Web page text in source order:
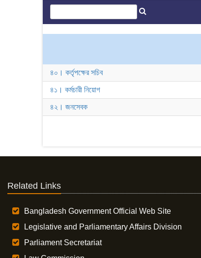
৪০। কর্তৃপক্ষের সচিব
৪১। কর্মচারী নিয়োগ
৪২। জনসেবক
Related Links
Bangladesh Government Official Web Site
Legislative and Parliamentary Affairs Division
Parliament Secretariat